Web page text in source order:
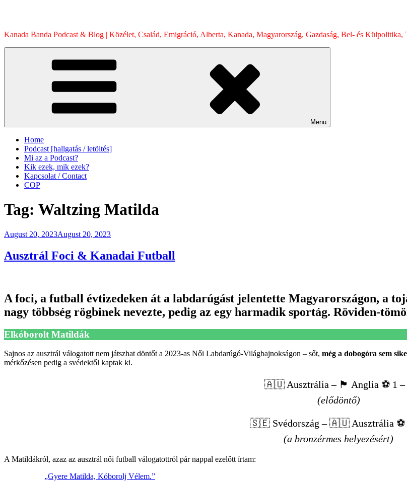
Kanada Banda Podcast & Blog | Közélet, Család, Emigráció, Alberta, Kanada, Magyarország, Gazdaság, Bel- és Külpolitika,
Menu
Home
Podcast [hallgatás / letöltés]
Mi az a Podcast?
Kik ezek, mik ezek?
Kapcsolat / Contact
COP
Tag: Waltzing Matilda
Posted
August 20, 2023August 20, 2023
Ausztrál Foci & Kanadai Futball
A foci, a futball évtizedeken át a labdarúgást jelentette Magyarországon, a
nagy többség rögbinek nevezte, pedig az egy harmadik sportág. Röviden-
Elkóborolt Matildák
Sajnos az ausztrál válogatott nem játszhat döntőt a 2023-as Női Labdarúgó-Világbajnokságon – sőt, még a dobogóra sem
mérkőzésen pedig a svédektől kaptak ki.
🇦🇺 Ausztrália – 🏴󠁧󠁢󠁥󠁮󠁧󠁿 Anglia ⚽️ 1 –
(elődöntő)
🇸🇪 Svédország – 🇦🇺 Ausztrália ⚽️
(a bronzérmes helyezésért)
A Matildákról, azaz az ausztrál női futball válogatottról pár nappal ezelőtt írtam:
„Gyere Matilda, Kóborolj Vélem.”